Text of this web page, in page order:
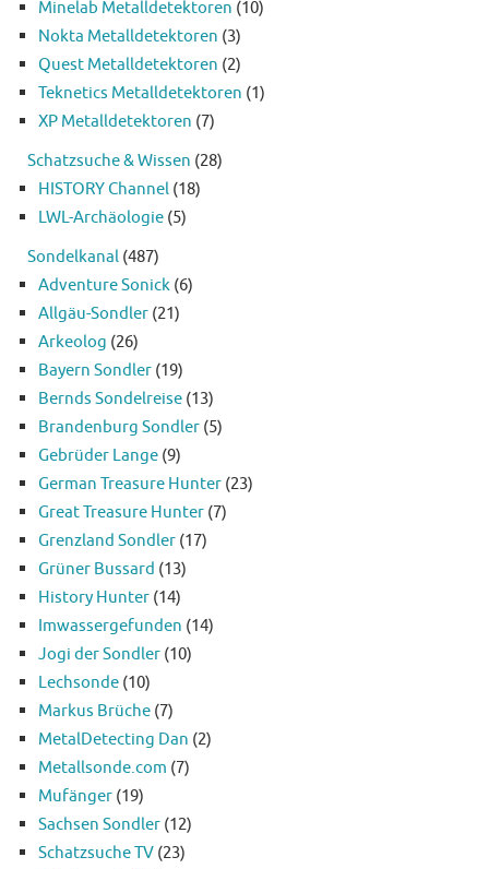
Minelab Metalldetektoren (10)
Nokta Metalldetektoren (3)
Quest Metalldetektoren (2)
Teknetics Metalldetektoren (1)
XP Metalldetektoren (7)
Schatzsuche & Wissen (28)
HISTORY Channel (18)
LWL-Archäologie (5)
Sondelkanal (487)
Adventure Sonick (6)
Allgäu-Sondler (21)
Arkeolog (26)
Bayern Sondler (19)
Bernds Sondelreise (13)
Brandenburg Sondler (5)
Gebrüder Lange (9)
German Treasure Hunter (23)
Great Treasure Hunter (7)
Grenzland Sondler (17)
Grüner Bussard (13)
History Hunter (14)
Imwassergefunden (14)
Jogi der Sondler (10)
Lechsonde (10)
Markus Brüche (7)
MetalDetecting Dan (2)
Metallsonde.com (7)
Mufänger (19)
Sachsen Sondler (12)
Schatzsuche TV (23)